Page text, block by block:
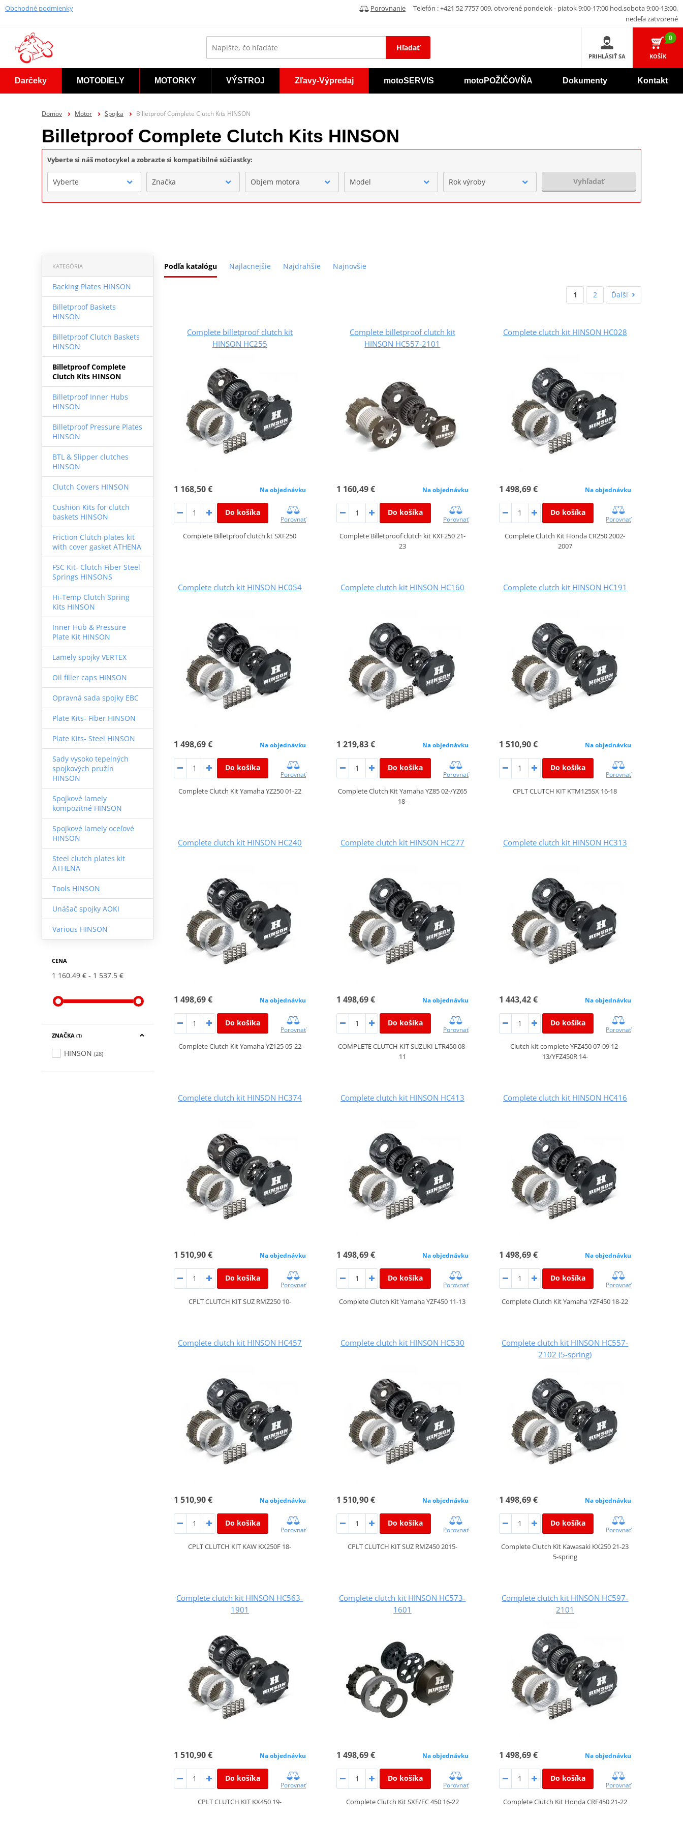
Obchodné podmienky Porovnanie
Telefón : +421 52 7757 009, otvorené pondelok - piatok 9:00-17:00 hod,sobota 9:00-13:00,
nedeľa zatvorené
Hľadať
PRIHLÁSIŤ SA
0
KOŠÍK
Darčeky MOTODIELY MOTORKY VÝSTROJ Zľavy-Výpredaj motoSERVIS motoPOŽIČOVŇA Dokumenty Kontakt
Domov Motor Spojka Billetproof Complete Clutch Kits HINSON
Billetproof Complete Clutch Kits HINSON
Vyberte si náš motocykel a zobrazte si kompatibilné súčiastky:
Vyberte Značka Objem motora Model Rok výroby Vyhľadať
Podľa katalógu Najlacnejšie Najdrahšie Najnovšie
KATEGÓRIA
Backing Plates HINSON
Billetproof Baskets
HINSON
Billetproof Clutch Baskets
HINSON
Billetproof Complete
Clutch Kits HINSON
Billetproof Inner Hubs
HINSON
Billetproof Pressure Plates
HINSON
BTL & Slipper clutches
HINSON
Clutch Covers HINSON
Cushion Kits for clutch
baskets HINSON
Friction Clutch plates kit
with cover gasket ATHENA
FSC Kit- Clutch Fiber Steel
Springs HINSONS
Hi-Temp Clutch Spring
Kits HINSON
Inner Hub & Pressure
Plate Kit HINSON
Lamely spojky VERTEX
Oil filler caps HINSON
Opravná sada spojky EBC
Plate Kits- Fiber HINSON
Plate Kits- Steel HINSON
Sady vysoko tepelných
spojkových pružín
HINSON
Spojkové lamely
kompozitné HINSON
Spojkové lamely oceľové
HINSON
Steel clutch plates kit
ATHENA
Tools HINSON
Unášač spojky AOKI
Various HINSON
CENA
1 160.49 € 1 537.5 €
ZNAČKA (1)
HINSON (28)
1 2 Ďalší
Complete billetproof clutch kit
HINSON HC255
1 168,50 € Na objednávku
Do košíka
Porovnať
Complete Billetproof clutch kt SXF250
Complete billetproof clutch kit
HINSON HC557-2101
1 160,49 € Na objednávku
Do košíka
Porovnať
Complete Billetproof clutch kit KXF250 21-
23
Complete clutch kit HINSON HC028
1 498,69 € Na objednávku
Do košíka
Porovnať
Complete Clutch Kit Honda CR250 2002-
2007
Complete clutch kit HINSON HC054
1 498,69 € Na objednávku
Do košíka
Porovnať
Complete Clutch Kit Yamaha YZ250 01-22
Complete clutch kit HINSON HC160
1 219,83 € Na objednávku
Do košíka
Porovnať
Complete Clutch Kit Yamaha YZ85 02-/YZ65
18-
Complete clutch kit HINSON HC191
1 510,90 € Na objednávku
Do košíka
Porovnať
CPLT CLUTCH KIT KTM125SX 16-18
Complete clutch kit HINSON HC240
1 498,69 € Na objednávku
Do košíka
Porovnať
Complete Clutch Kit Yamaha YZ125 05-22
Complete clutch kit HINSON HC277
1 498,69 € Na objednávku
Do košíka
Porovnať
COMPLETE CLUTCH KIT SUZUKI LTR450 08-
11
Complete clutch kit HINSON HC313
1 443,42 € Na objednávku
Do košíka
Porovnať
Clutch kit complete YFZ450 07-09 12-
13/YFZ450R 14-
Complete clutch kit HINSON HC374
1 510,90 € Na objednávku
Do košíka
Porovnať
CPLT CLUTCH KIT SUZ RMZ250 10-
Complete clutch kit HINSON HC413
1 498,69 € Na objednávku
Do košíka
Porovnať
Complete Clutch Kit Yamaha YZF450 11-13
Complete clutch kit HINSON HC416
1 498,69 € Na objednávku
Do košíka
Porovnať
Complete Clutch Kit Yamaha YZF450 18-22
Complete clutch kit HINSON HC457
1 510,90 € Na objednávku
Do košíka
Porovnať
CPLT CLUTCH KIT KAW KX250F 18-
Complete clutch kit HINSON HC530
1 510,90 € Na objednávku
Do košíka
Porovnať
CPLT CLUTCH KIT SUZ RMZ450 2015-
Complete clutch kit HINSON HC557-
2102 (5-spring)
1 498,69 € Na objednávku
Do košíka
Porovnať
Complete Clutch Kit Kawasaki KX250 21-23
5-spring
Complete clutch kit HINSON HC563-
1901
1 510,90 € Na objednávku
Do košíka
Porovnať
CPLT CLUTCH KIT KX450 19-
Complete clutch kit HINSON HC573-
1601
1 498,69 € Na objednávku
Do košíka
Porovnať
Complete Clutch Kit SXF/FC 450 16-22
Complete clutch kit HINSON HC597-
2101
1 498,69 € Na objednávku
Do košíka
Porovnať
Complete Clutch Kit Honda CRF450 21-22